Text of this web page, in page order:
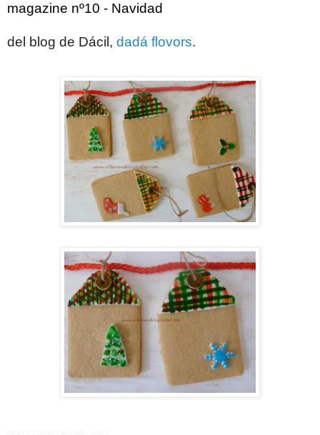
magazine nº10 - Navidad
del blog de Dácil, dadá flovors.